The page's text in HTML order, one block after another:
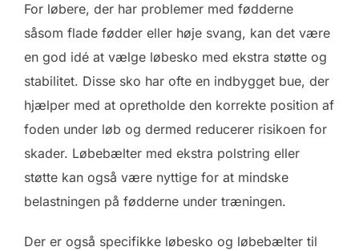
For løbere, der har problemer med fødderne
såsom flade fødder eller høje svang, kan det være
en god idé at vælge løbesko med ekstra støtte og
stabilitet. Disse sko har ofte en indbygget bue, der
hjælper med at opretholde den korrekte position af
foden under løb og dermed reducerer risikoen for
skader. Løbebælter med ekstra polstring eller
støtte kan også være nyttige for at mindske
belastningen på fødderne under træningen.
Der er også specifikke løbesko og løbebælter til